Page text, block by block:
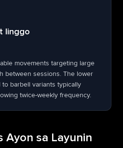
linggo
movements targeting large
between sessions. The lower
barbell variants typically
twice-weekly frequency.
Ayon sa Layunin